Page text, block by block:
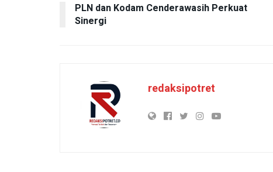
PLN dan Kodam Cenderawasih Perkuat
Sinergi
redaksipotret